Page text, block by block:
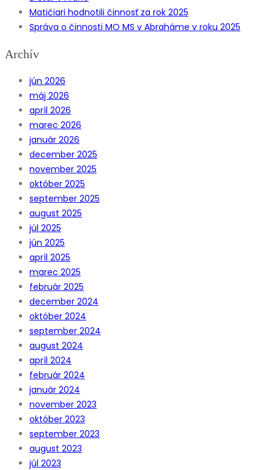
Matičiari hodnotili činnosť za rok 2025
Správa o činnosti MO MS v Abraháme v roku 2025
Archív
jún 2026
máj 2026
apríl 2026
marec 2026
január 2026
december 2025
november 2025
október 2025
september 2025
august 2025
júl 2025
jún 2025
apríl 2025
marec 2025
február 2025
december 2024
október 2024
september 2024
august 2024
apríl 2024
február 2024
január 2024
november 2023
október 2023
september 2023
august 2023
júl 2023